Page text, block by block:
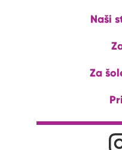
Naši
Za
Družabna